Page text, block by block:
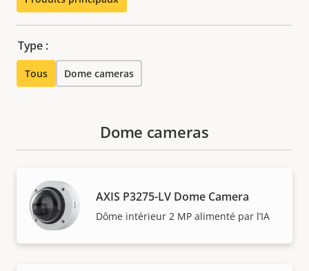
Type :
Tous Dome cameras
Dome cameras
AXIS P3275-LV Dome Camera
Dôme intérieur 2 MP alimenté par l’IA